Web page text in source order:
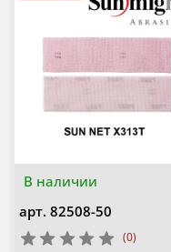
В наличии
арт. 82508-50
(0)